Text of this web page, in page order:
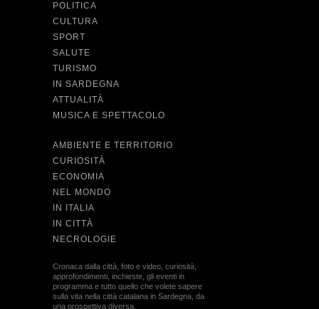
POLITICA
CULTURA
SPORT
SALUTE
TURISMO
IN SARDEGNA
ATTUALITÀ
MUSICA E SPETTACOLO
AMBIENTE E TERRITORIO
CURIOSITÀ
ECONOMIA
NEL MONDO
IN ITALIA
IN CITTÀ
NECROLOGIE
Cronaca dalla città, foto e video, curiosità,
approfondimenti, inchieste, gli eventi in
programma e tutto quello che volete sapere
sulla vita nella città catalana in Sardegna, da
una prospettiva diversa.